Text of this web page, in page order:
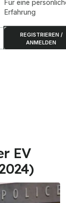
Für eine
Erfahrung
REGISTRIEREN /
ANMELDEN
EV